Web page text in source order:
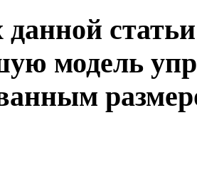
модель